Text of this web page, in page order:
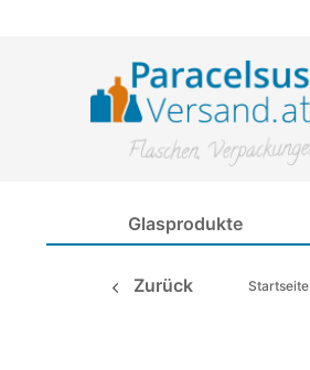
Glasprodukte
Zurück Startseite